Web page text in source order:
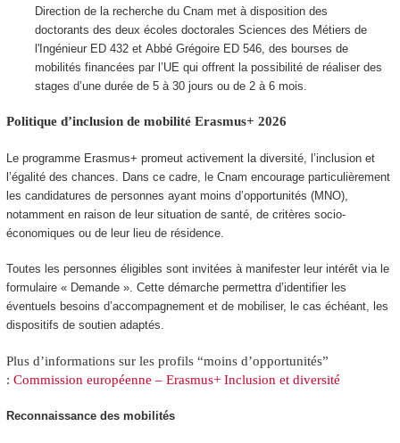
Direction de la recherche du Cnam met à disposition des
doctorants des deux écoles doctorales Sciences des Métiers de
l'Ingénieur ED 432 et Abbé Grégoire ED 546, des bourses de
mobilités financées par l’UE qui offrent la possibilité de réaliser des
stages d’une durée de 5 à 30 jours ou de 2 à 6 mois.
Politique d’inclusion de mobilité Erasmus+ 2026
Le programme Erasmus+ promeut activement la diversité, l’inclusion et
l’égalité des chances. Dans ce cadre, le Cnam encourage particulièrement
les candidatures de personnes ayant moins d’opportunités (MNO),
notamment en raison de leur situation de santé, de critères socio-
économiques ou de leur lieu de résidence.
Toutes les personnes éligibles sont invitées à manifester leur intérêt via le
formulaire « Demande ». Cette démarche permettra d’identifier les
éventuels besoins d’accompagnement et de mobiliser, le cas échéant, les
dispositifs de soutien adaptés.
Plus d’informations sur les profils “moins d’opportunités”
: Commission européenne – Erasmus+ Inclusion et diversité
Reconnaissance des mobilités